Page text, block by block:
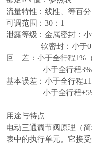
流量特性：线性、等百
可调范围：30：1
泄露等级：金属密封：小
软密封：小于
回 差：小于全行程1%（
小于全行程3%-
基本误差：小于全行程
小于全行程±5%(
用途与特点
电动三通调节阀原理（
表中的执行单元。它接